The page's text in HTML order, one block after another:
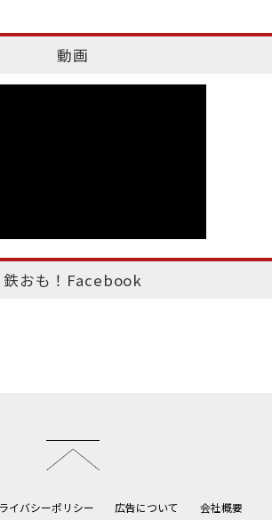
動画
鉄おも！Facebook
イバシーポリシー 広告について 会社概要